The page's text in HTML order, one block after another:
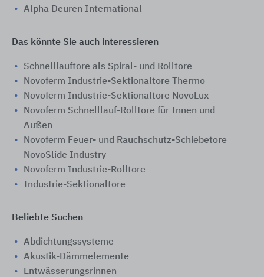
Alpha Deuren International
Das könnte Sie auch interessieren
Schnelllauftore als Spiral- und Rolltore
Novoferm Industrie-Sektionaltore Thermo
Novoferm Industrie-Sektionaltore NovoLux
Novoferm Schnelllauf-Rolltore für Innen und
Außen
Novoferm Feuer- und Rauchschutz-Schiebetore
NovoSlide Industry
Novoferm Industrie-Rolltore
Industrie-Sektionaltore
Beliebte Suchen
Abdichtungssysteme
Akustik-Dämmelemente
Entwässerungsrinnen